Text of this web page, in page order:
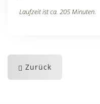
Laufzeit ist ca. 205 Minuten.
Zurück